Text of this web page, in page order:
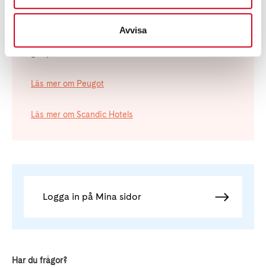
Avvisa
Våra samarbetspartners
Som medlem i Neuroförbundet får du en mängd unika
Läs mer om Peugot
Läs mer om Scandic Hotels
Logga in på Mina sidor
Har du frågor?